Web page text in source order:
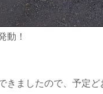
動！
きましたので、予定